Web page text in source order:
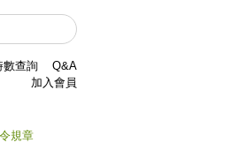
數查詢
Q&A
加入會員
規章